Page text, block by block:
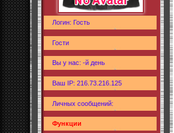
Логин: Гость
Гости
Вы у нас: -й день
Ваш IP: 216.73.216.125
Личных сообщений:
Функции